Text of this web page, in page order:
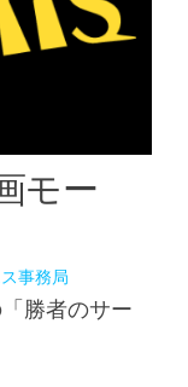
モー
事務局
勝者のサー